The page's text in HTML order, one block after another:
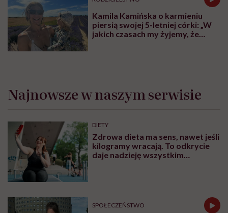
menopauza – w przypadku przedwczesnego
wygasania jajniki czasem jeszcze funkcjonują, mogą
zdarzyć się owulacje, przestają jednak pracować
regularnie. Konsekwencją jest niedobór estrogenów
Tak. Zdarza się, że nawet u osiemnastolatek.
Oczywiście są to rzadkie przypadki, ale się zdarzają. W
przypadku niektórych kobiet POI ujawnia się po
leczeniu onkologicznym w terapii nowotworu, u
albo endometriozą i wynikającymi z niej operacjami.